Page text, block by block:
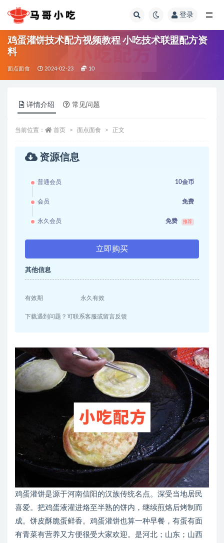
登录
鸡蛋灌饼技术配方视频教程 小吃技术联盟配方资
料
面点面食 2024-02-23 10
详情介绍 常见问题
当前位置： 首页 面点面食 正文
资源信息
普通会员 10金币
会员 免费
永久会员 免费 推荐
立即购买
其他信息
有效期 永久有效
下载遇到问题？可联系客服或留言反馈
鸡蛋灌饼是源于河南信阳的汉族传统名点。深受当地居民
喜爱。把鸡蛋液灌进烙至半熟的饼内，继续煎烙后烤制而
成。饼皮酥脆蛋鲜香。鸡蛋灌饼也算一种早餐，有蛋有面
有青菜有营养又方便很受大家欢迎。是河北；山东；山西